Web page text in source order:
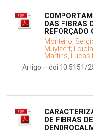
DAS FIBRAS
REFORÇADO
Monteiro,
Muylaert;
Martins, Lucas
Artigo – doi 10.5151/
DE FIBRAS